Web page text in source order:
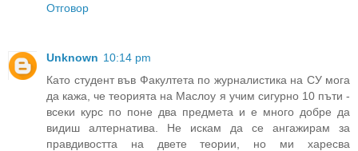
Отговор
Unknown 10:14 pm
Като студент във Факултета по журналистика на СУ мога
да кажа, че теорията на Маслоу я учим сигурно 10 пъти -
всеки курс по поне два предмета и е много добре да
видиш алтернатива. Не искам да се ангажирам за
правдивостта на двете теории, но ми харесва